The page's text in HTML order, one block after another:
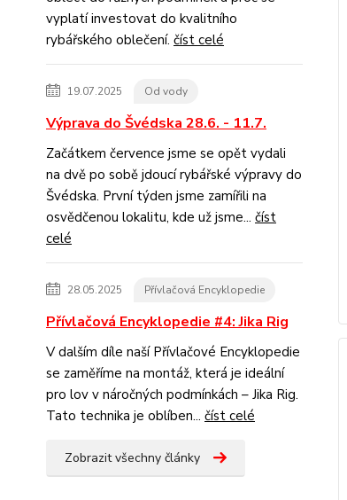
vyplatí investovat do kvalitního
rybářského oblečení. číst celé
19.07.2025 Od vody
Výprava do Švédska 28.6. - 11.7.
Začátkem července jsme se opět vydali
na dvě po sobě jdoucí rybářské výpravy do
Švédska. První týden jsme zamířili na
osvědčenou lokalitu, kde už jsme... číst
celé
28.05.2025 Přívlačová Encyklopedie
Přívlačová Encyklopedie #4: Jika Rig
V dalším díle naší Přívlačové Encyklopedie
se zaměříme na montáž, která je ideální
pro lov v náročných podmínkách – Jika Rig.
Tato technika je oblíben... číst celé
Zobrazit všechny články